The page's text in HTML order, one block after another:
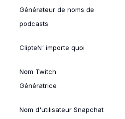
Générateur de noms de
podcasts
ClipteN' importe quoi
Nom Twitch
Génératrice
Nom d'utilisateur Snapchat